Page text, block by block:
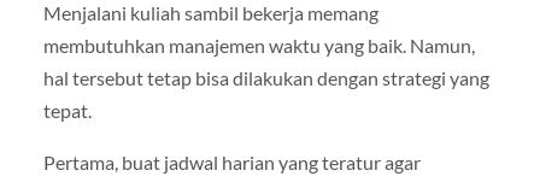
Menjalani kuliah sambil bekerja memang
membutuhkan manajemen waktu yang baik. Namun,
hal tersebut tetap bisa dilakukan dengan strategi yang
tepat.
Pertama, buat jadwal harian yang teratur agar